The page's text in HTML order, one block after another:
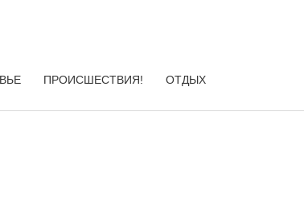
ПРОИСШЕСТВИЯ! ОТДЫХ